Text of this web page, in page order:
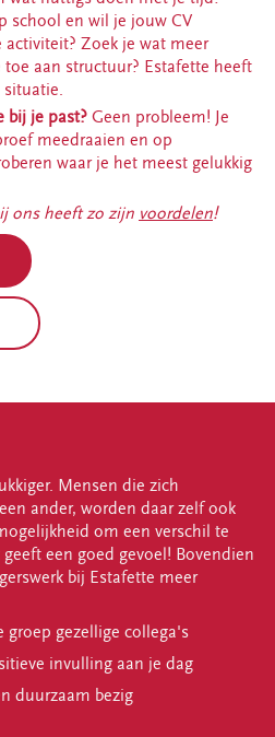
inleveren
school en wil je jouw CV
Zoek je wat meer
aan structuur? Estafette heeft
situatie.
bij je past? Geen probleem! Je
meedraaien en op
waar je het meest gelukkig
ons heeft zo zijn voordelen!
Mensen die zich
ander, worden daar zelf ook
om een verschil te
een goed gevoel! Bovendien
bij Estafette meer
groep gezellige collega's
invulling aan je dag
duurzaam bezig